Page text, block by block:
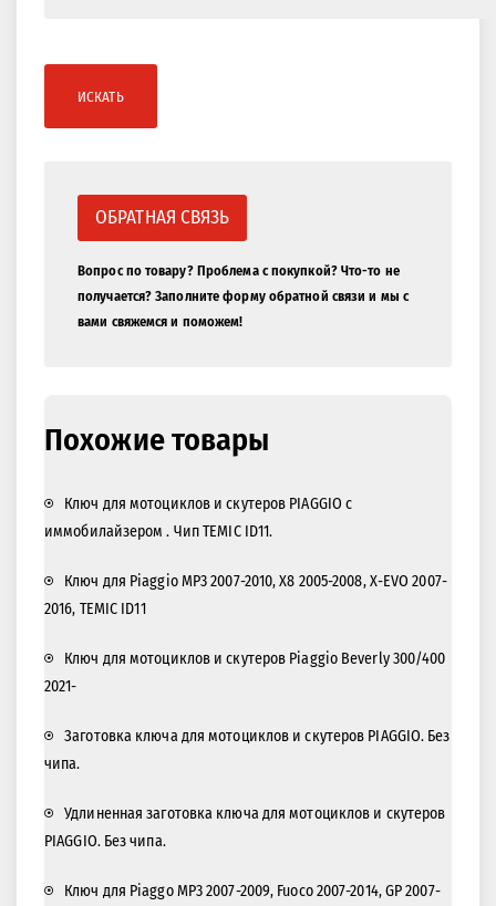
ИСКАТЬ
ОБРАТНАЯ СВЯЗЬ
Вопрос по товару? Проблема с покупкой? Что-то не
получается? Заполните форму обратной связи и мы с
вами свяжемся и поможем!
Похожие товары
Ключ для мотоциклов и скутеров PIAGGIO с
иммобилайзером . Чип TEMIC ID11.
Ключ для Piaggio MP3 2007-2010, X8 2005-2008, X-EVO 2007-
2016, TEMIC ID11
Ключ для мотоциклов и скутеров Piaggio Beverly 300/400
2021-
Заготовка ключа для мотоциклов и скутеров PIAGGIO. Без
чипа.
Удлиненная заготовка ключа для мотоциклов и скутеров
PIAGGIO. Без чипа.
Ключ для Piaggo MP3 2007-2009, Fuoco 2007-2014, GP 2007-